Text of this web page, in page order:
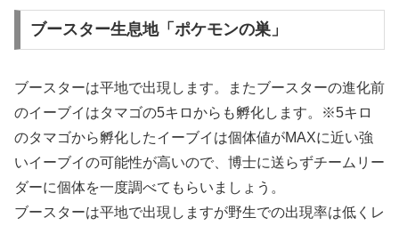
ブースター生息地「ポケモンの巣」
ブースターは平地で出現します。またブースターの進化前
のイーブイはタマゴの5キロからも孵化します。※5キロ
のタマゴから孵化したイーブイは個体値がMAXに近い強
いイーブイの可能性が高いので、博士に送らずチームリー
ダーに個体を一度調べてもらいましょう。
ブースターは平地で出現しますが野生での出現率は低くレ